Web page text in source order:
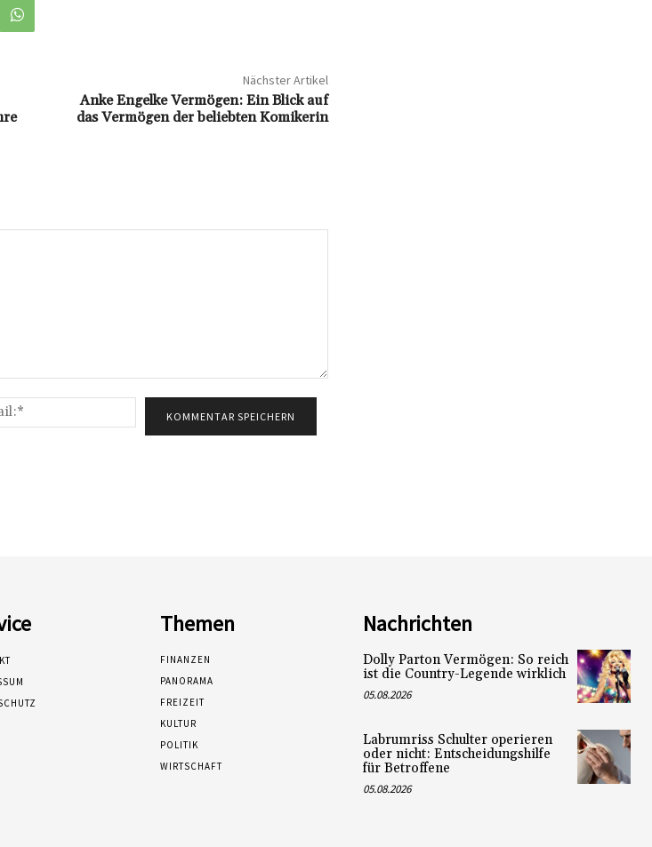
Nächster Artikel
Anke Engelke Vermögen: Ein Blick auf
das Vermögen der beliebten Komikerin
Mail:*
Themen
FINANZEN
PANORAMA
FREIZEIT
KULTUR
POLITIK
WIRTSCHAFT
Nachrichten
Dolly Parton Vermögen: So reich
ist die Country-Legende wirklich
05.08.2026
Labrumriss Schulter operieren
oder nicht: Entscheidungshilfe
für Betroffene
05.08.2026